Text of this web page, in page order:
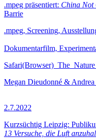
.mpeg präsentiert: China Not
Barrie
.mpeg, Screening,
Dokumentarfilm,
Megan Dieudonné & Andrea
2.7.2022
Kurzsüchtig Leipzig:
13 Versuche, die Luft